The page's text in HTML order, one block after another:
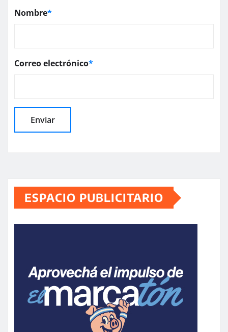
Nombre*
Correo electrónico*
ESPACIO PUBLICITARIO